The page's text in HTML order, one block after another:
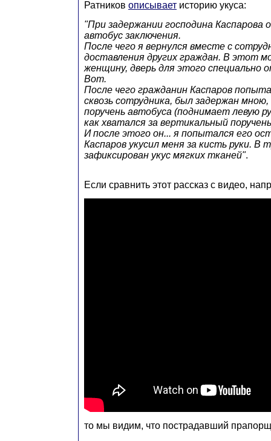
Ратников описывает историю укуса:
"При задержании господина Каспарова
автобус заключения.
После чего я вернулся вместе с
доставления других граждан. В этот
женщину, дверь для этого специально
Вот.
После чего гражданин Каспаров
сквозь сотрудника, был задержан
поручень автобуса (поднимает левую
как хватался за вертикальный
И после этого он... я попытался его
Каспаров укусил меня за кисть руки. В
зафиксирован укус мягких тканей".
Если сравнить этот рассказ с видео,
то мы видим, что пострадавший